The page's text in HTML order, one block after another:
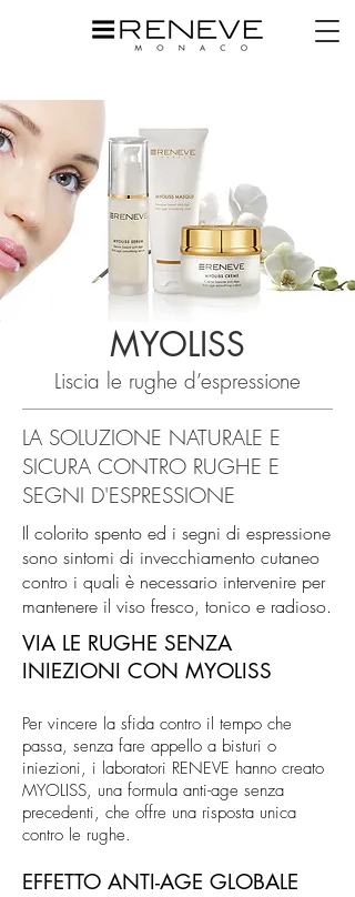
MYOLISS
Liscia le rughe d’espressione
LA SOLUZIONE NATURALE E
SICURA CONTRO RUGHE E
SEGNI D'ESPRESSIONE
Il colorito spento ed i segni di espressione
sono sintomi di invecchiamento cutaneo
contro i quali è necessario intervenire per
mantenere il viso fresco, tonico e radioso.
VIA LE RUGHE SENZA
INIEZIONI CON MYOLISS
Per vincere la sfida contro il tempo che
passa, senza fare appello a bisturi o
iniezioni, i laboratori RENEVE hanno creato
MYOLISS, una formula anti-age senza
precedenti, che offre una risposta unica
contro le rughe.
EFFETTO ANTI-AGE GLOBALE